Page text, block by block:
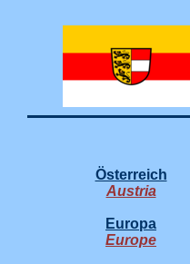
Österreich
Austria
Europa
Europe